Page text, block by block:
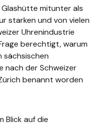
mitunter als
starken und von vielen
Uhrenindustrie
berechtigt, warum
sächsischen
nach der Schweizer
benannt worden
Blick auf die